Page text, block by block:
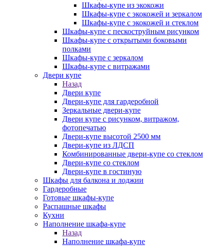
Шкафы-купе из экокожи
Шкафы-купе с экокожей и зеркалом
Шкафы-купе с экокожей и стеклом
Шкафы-купе с пескоструйным рисунком
Шкафы-купе с открытыми боковыми
полками
Шкафы-купе с зеркалом
Шкафы-купе с витражами
Двери купе
Назад
Двери купе
Двери-купе для гардеробной
Зеркальные двери-купе
Двери купе с рисунком, витражом,
фотопечатью
Двери-купе высотой 2500 мм
Двери-купе из ЛДСП
Комбинированные двери-купе со стеклом
Двери-купе со стеклом
Двери-купе в гостиную
Шкафы для балкона и лоджии
Гардеробные
Готовые шкафы-купе
Распашные шкафы
Кухни
Наполнение шкафа-купе
Назад
Наполнение шкафа-купе